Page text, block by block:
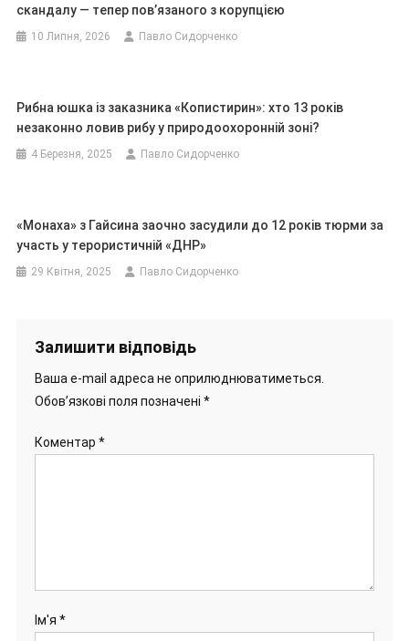
скандалу — тепер пов’язаного з корупцією
10 Липня, 2026 Павло Сидорченко
Рибна юшка із заказника «Копистирин»: хто 13 років
незаконно ловив рибу у природоохоронній зоні?
4 Березня, 2025 Павло Сидорченко
«Монаха» з Гайсина заочно засудили до 12 років тюрми за
участь у терористичній «ДНР»
29 Квітня, 2025 Павло Сидорченко
Залишити відповідь
Ваша e-mail адреса не оприлюднюватиметься.
Обов’язкові поля позначені *
Коментар *
Ім'я *